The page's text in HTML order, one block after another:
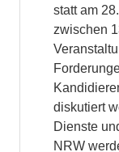
statt am
zwischen
diskutiert
Dienste
NRW